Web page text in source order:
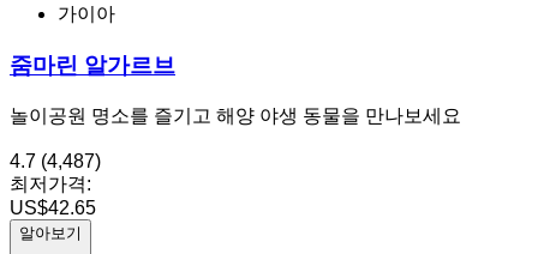
가이아
줌마린 알가르브
놀이공원 명소를 즐기고 해양 야생 동물을 만나보세요
4.7 (4,487)
최저가격:
US$42.65
알아보기